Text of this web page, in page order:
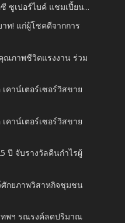
ซูเปอร์ไบค์ แชมเปี้ยน...
ท! แก่ผู้โชคดีจากการ
ณภาพชีวิตแรงงาน ร่วม
คาน์เตอร์เซอร์วิสขาย
คาน์เตอร์เซอร์วิสขาย
ปี จับรางวัลคืนกำไรผู้
กยภาพวิสาหกิจชุมชน
ทพฯ รณรงค์ลดปริมาณ